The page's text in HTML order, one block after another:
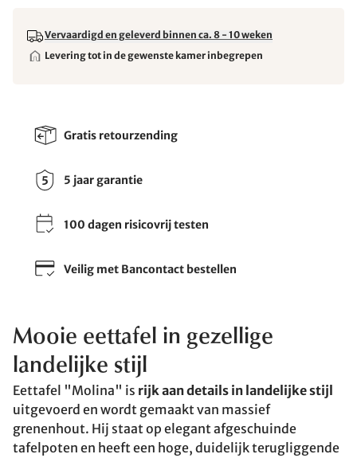
Vervaardigd en geleverd binnen ca. 8 - 10 weken
Levering tot in de gewenste kamer inbegrepen
Gratis retourzending
5 jaar garantie
100 dagen risicovrij testen
Veilig met Bancontact bestellen
Mooie eettafel in gezellige
landelijke stijl
Eettafel "Molina" is rijk aan details in landelijke stijl
uitgevoerd en wordt gemaakt van massief
grenenhout. Hij staat op elegant afgeschuinde
tafelpoten en heeft een hoge, duidelijk terugliggende